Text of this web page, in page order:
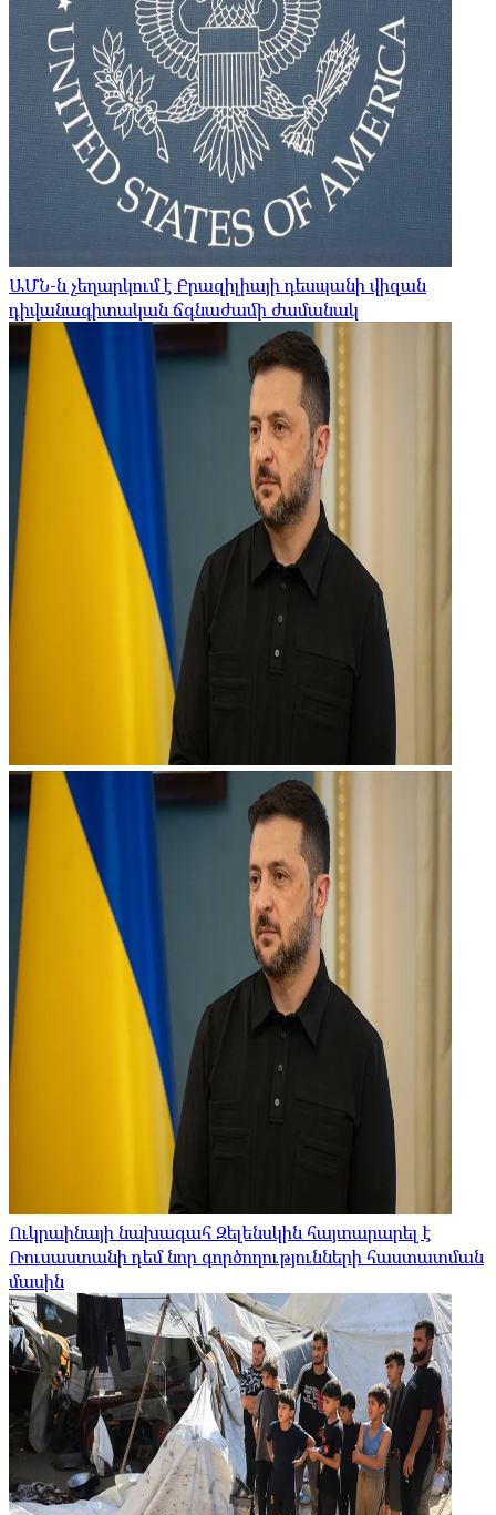
ԱՄՆ-ն չեղարկում է Բրազիլիայի դեսպանի վիզան
դիվանագիտական ​​ճգնաժամի ժամանակ
Ուկրաինայի նախագահ Զելենսկին հայտարարել է
Ռուսաստանի դեմ նոր գործողությունների հաստատման
մասին